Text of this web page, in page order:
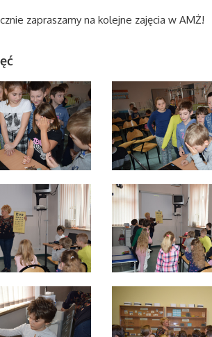
zapraszamy na kolejne zajęcia w AMŻ!